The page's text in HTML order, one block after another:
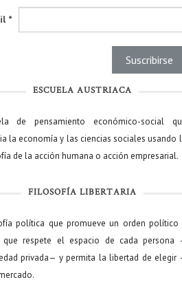
*
ESCUELA AUSTRIACA
de pensamiento económico-social
la economía y las ciencias sociales usando
de la acción humana o acción empresarial.
FILOSOFÍA LIBERTARIA
política que promueve un orden político
respete el espacio de cada persona
privada— y permita la libertad de elegir